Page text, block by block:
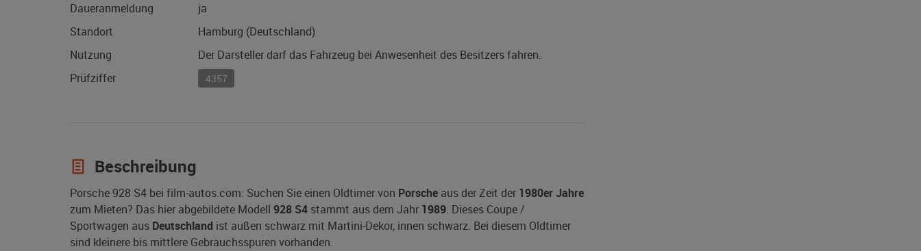
Daueranmeldung
ja
Standort
Hamburg (Deutschland)
Nutzung
Der Darsteller darf das Fahrzeug bei Anwesenheit des Besitzers fahren.
Prüfziffer
4357
Beschreibung
Porsche 928 S4 bei film-autos.com: Suchen Sie einen Oldtimer von Porsche aus der Zeit der 1980er Jahre
zum Mieten? Das hier abgebildete Modell 928 S4 stammt aus dem Jahr 1989. Dieses Coupe /
Sportwagen aus Deutschland ist außen schwarz mit Martini-Dekor, innen schwarz. Bei diesem Oldtimer
sind kleinere bis mittlere Gebrauchsspuren vorhanden.